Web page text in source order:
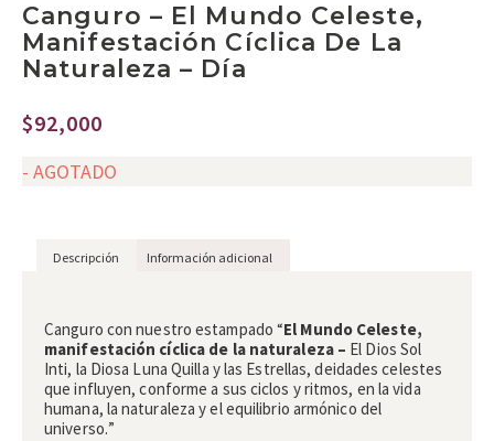
Canguro – El Mundo Celeste,
Manifestación Cíclica De La
Naturaleza – Día
$92,000
- AGOTADO
Descripción Información adicional
Canguro con nuestro estampado“El Mundo Celeste,
manifestación cíclica de la naturaleza– El Dios Sol
Inti, la Diosa Luna Quilla y las Estrellas, deidades celestes
que influyen, conforme a sus ciclos y ritmos, en la vida
humana, la naturaleza y el equilibrio armónico del
universo.”